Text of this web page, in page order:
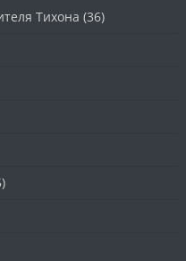
Тихона (36)